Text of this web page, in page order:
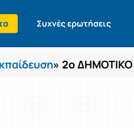
Συχνές ερωτήσεις
» 2ο